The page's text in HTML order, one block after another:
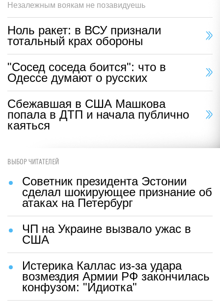
Незалежным воякам не позавидуешь
Ноль ракет: в ВСУ признали
тотальный крах обороны
"Сосед соседа боится": что в
Одессе думают о русских
Сбежавшая в США Машкова
попала в ДТП и начала публично
каяться
ВЫБОР ЧИТАТЕЛЕЙ
Советник президента Эстонии
сделал шокирующее признание об
атаках на Петербург
ЧП на Украине вызвало ужас в
США
Истерика Каллас из-за удара
возмездия Армии РФ закончилась
конфузом: "Идиотка"